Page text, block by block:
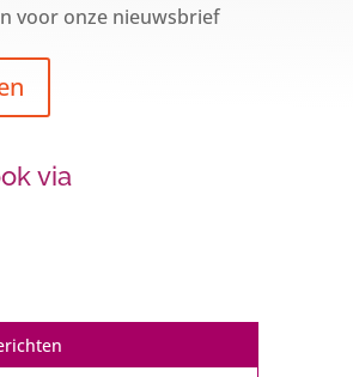
voor onze nieuwsbrief
via
is nog steeds in beweging.